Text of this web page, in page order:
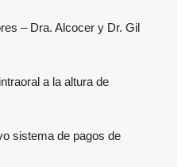
– Dra. Alcocer y Dr. Gil
a la altura de
sistema de pagos de